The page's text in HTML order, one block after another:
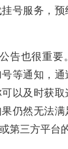
号服务，
告也很重要
等通知，通
以及时获
仍然无法
第三方平台